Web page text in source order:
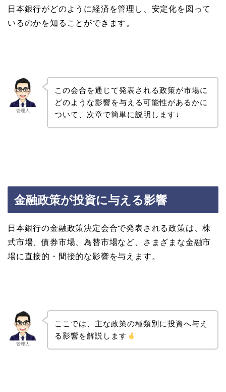
日本銀行がどのように経済を管理し、安定化を図って
いるのかを知ることができます。
管理人
この会合を通じて発表される政策が市場に
どのような影響を与える可能性があるかに
ついて、次章で簡単に説明します↓
金融政策が投資に与える影響
日本銀行の金融政策決定会合で発表される政策は、株
式市場、債券市場、為替市場など、さまざまな金融市
場に直接的・間接的な影響を与えます。
管理人
ここでは、主な政策の種類別に投資へ与え
る影響を解説します